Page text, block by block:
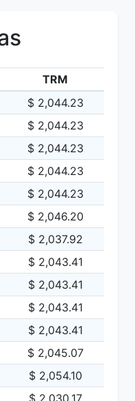
TRM
$ 2,044.23
$ 2,044.23
$ 2,044.23
$ 2,044.23
$ 2,044.23
$ 2,046.20
$ 2,037.92
$ 2,043.41
$ 2,043.41
$ 2,043.41
$ 2,043.41
$ 2,045.07
$ 2,054.10
$ 2,030.17